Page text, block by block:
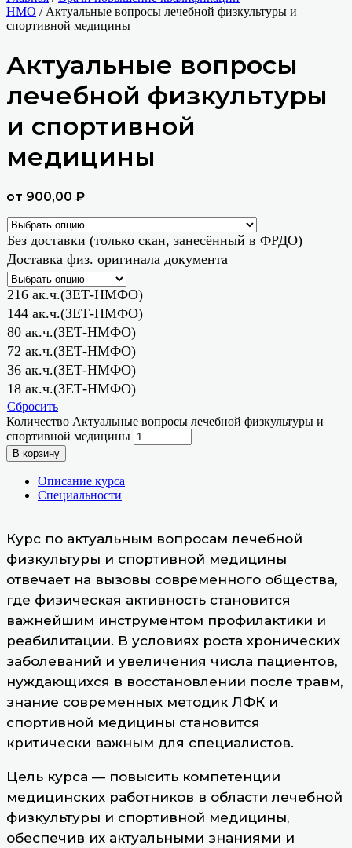
НМО / Актуальные вопросы лечебной физкультуры и
спортивной медицины
Актуальные вопросы
лечебной физкультуры
и спортивной
медицины
от 900,00 ₽
Без доставки (только скан, занесённый в ФРДО)
Доставка физ. оригинала документа
216 ак.ч.(ЗЕТ-НМФО)
144 ак.ч.(ЗЕТ-НМФО)
80 ак.ч.(ЗЕТ-НМФО)
72 ак.ч.(ЗЕТ-НМФО)
36 ак.ч.(ЗЕТ-НМФО)
18 ак.ч.(ЗЕТ-НМФО)
Сбросить
Количество Актуальные вопросы лечебной физкультуры и
спортивной медицины
В корзину
Описание курса
Специальности
Курс по актуальным вопросам лечебной
физкультуры и спортивной медицины
отвечает на вызовы современного общества,
где физическая активность становится
важнейшим инструментом профилактики и
реабилитации. В условиях роста хронических
заболеваний и увеличения числа пациентов,
нуждающихся в восстановлении после травм,
знание современных методик ЛФК и
спортивной медицины становится
критически важным для специалистов.
Цель курса — повысить компетенции
медицинских работников в области лечебной
физкультуры и спортивной медицины,
обеспечив их актуальными знаниями и